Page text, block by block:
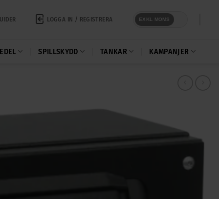
LOGGA IN / REGISTRERA EXKL MOMS
SPILLSKYDD TANKAR KAMPANJER